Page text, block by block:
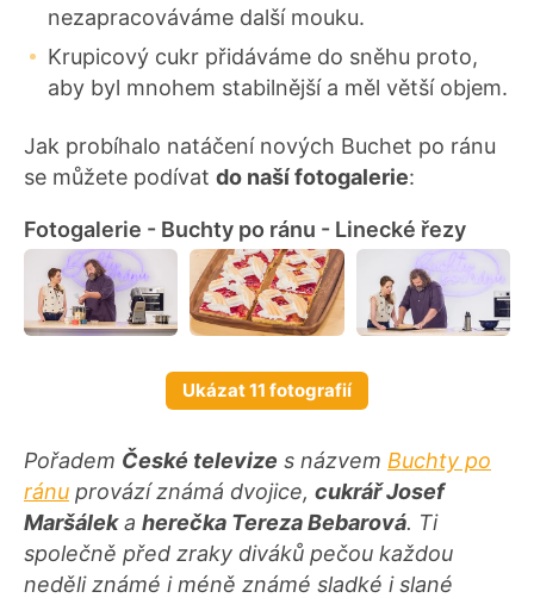
nezapracováváme další mouku.
Krupicový cukr přidáváme do sněhu proto,
aby byl mnohem stabilnější a měl větší objem.
Jak probíhalo natáčení nových Buchet po ránu
se můžete podívat do naší fotogalerie:
Fotogalerie - Buchty po ránu - Linecké řezy
Ukázat 11 fotografií
Pořadem České televize s názvem Buchty po
ránu provází známá dvojice, cukrář Josef
Maršáleka herečka Tereza Bebarová. Ti
společně před zraky diváků pečou každou
neděli známé i méně známé sladké i slané